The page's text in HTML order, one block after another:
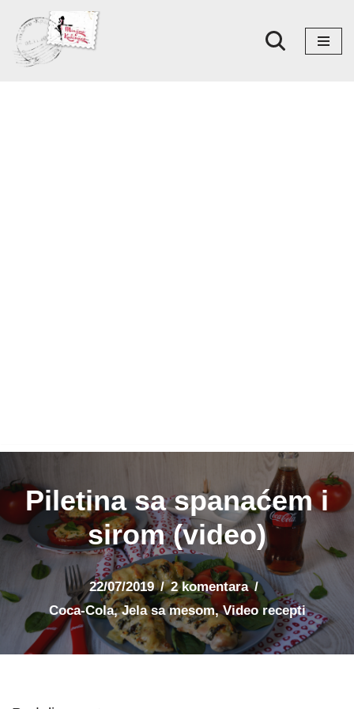
Skoči
na
Piletina sa spanaćem i
sirom (video)
22/07/2019
2 komentara
Coca-Cola,Jela sa mesom,Video recepti